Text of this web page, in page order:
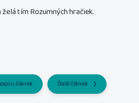
tím Rozumných hračiek.
článok Ďalší článok